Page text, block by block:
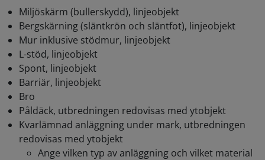
Miljöskärm (bullerskydd), linjeobjekt
Bergskärning (släntkrön och släntfot), linjeobjekt
Mur inklusive stödmur, linjeobjekt
L-stöd, linjeobjekt
Spont, linjeobjekt
Barriär, linjeobjekt
Bro
Påldäck, utbredningen redovisas med ytobjekt
Kvarlämnad anläggning under mark, utbredningen
redovisas med ytobjekt
Ange vilken typ av anläggning och vilket material